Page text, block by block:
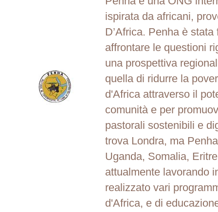
ispirata da africani,
D’Africa. Penha è
affrontare le questioni
una prospettiva
quella di ridurre la
d'Africa attraverso il
comunità e per
pastorali sostenibili e
trova Londra, ma
Uganda, Somalia,
attualmente lavorando
realizzato vari
d'Africa, e di